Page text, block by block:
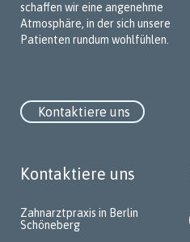
schaffen wir eine angenehme
Atmosphäre, in der sich unsere
Patienten rundum wohlfühlen.
Kontaktiere uns
Kontaktiere uns
Zahnarztpraxis in Berlin
Schöneberg